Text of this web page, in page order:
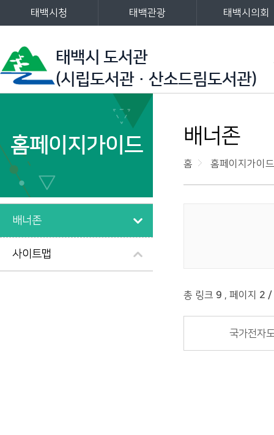
태백시 도서관
(시립도서관·산소드림도서관)
태백시청 태백관광 태백시의회
주메뉴
왼쪽메뉴
홈페이지가이드
배너존
사이트맵
배너존
홈 홈페이지가이드
총 링크 9 , 페이지 2 /
국가전자